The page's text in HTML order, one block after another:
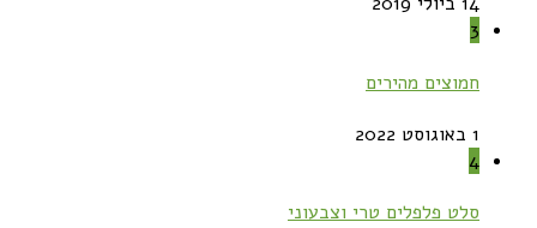
3
חמוצים מהירים
1 באוגוסט 2022
4
סלט פלפלים טרי וצבעוני